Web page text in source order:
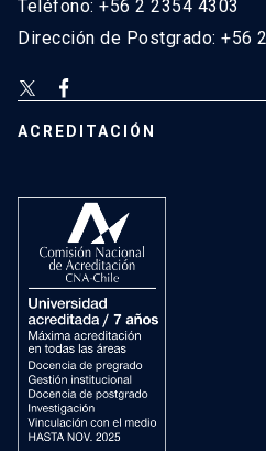
Teléfono: +56 2 2354 4303
Dirección de Postgrado: +56
ACREDITACIÓN